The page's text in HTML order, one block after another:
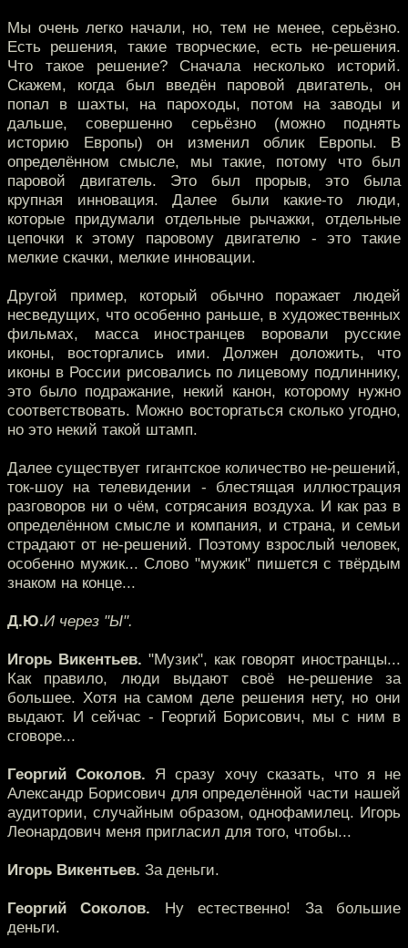
Мы очень легко начали, но, тем не менее, серьёзно.
Есть решения, такие творческие, есть не-решения.
Что такое решение? Сначала несколько историй.
Скажем, когда был введён паровой двигатель, он
попал в шахты, на пароходы, потом на заводы и
дальше, совершенно серьёзно (можно поднять
историю Европы) он изменил облик Европы. В
определённом смысле, мы такие, потому что был
паровой двигатель. Это был прорыв, это была
крупная инновация. Далее были какие-то люди,
которые придумали отдельные рычажки, отдельные
цепочки к этому паровому двигателю - это такие
мелкие скачки, мелкие инновации.
Другой пример, который обычно поражает людей
несведущих, что особенно раньше, в художественных
фильмах, масса иностранцев воровали русские
иконы, восторгались ими. Должен доложить, что
иконы в России рисовались по лицевому подлиннику,
это было подражание, некий канон, которому нужно
соответствовать. Можно восторгаться сколько угодно,
но это некий такой штамп.
Далее существует гигантское количество не-решений,
ток-шоу на телевидении - блестящая иллюстрация
разговоров ни о чём, сотрясания воздуха. И как раз в
определённом смысле и компания, и страна, и семьи
страдают от не-решений. Поэтому взрослый человек,
особенно мужик... Слово "мужик" пишется с твёрдым
знаком на конце...
Д.Ю.И через "Ы".
Игорь Викентьев. "Музик", как говорят иностранцы...
Как правило, люди выдают своё не-решение за
большее. Хотя на самом деле решения нету, но они
выдают. И сейчас - Георгий Борисович, мы с ним в
сговоре...
Георгий Соколов. Я сразу хочу сказать, что я не
Александр Борисович для определённой части нашей
аудитории, случайным образом, однофамилец. Игорь
Леонардович меня пригласил для того, чтобы...
Игорь Викентьев. За деньги.
Георгий Соколов. Ну естественно! За большие
деньги.